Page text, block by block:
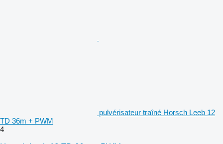
pulvérisateur traîné Horsch Leeb 12
TD 36m + PWM
4